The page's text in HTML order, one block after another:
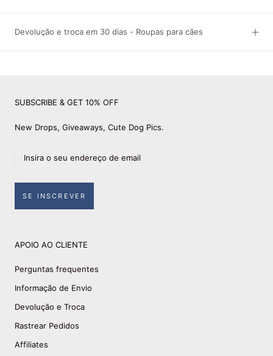
Devolução e troca em 30 dias - Roupas para cães
SUBSCRIBE & GET 10% OFF
New Drops, Giveaways, Cute Dog Pics.
SE INSCREVER
APOIO AO CLIENTE
Perguntas frequentes
Informação de Envio
Devolução e Troca
Rastrear Pedidos
Affiliates